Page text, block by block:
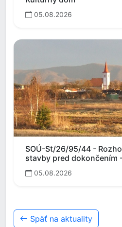
05.08.2026
SOÚ-St/26/95/44 -
stavby pred dokončením
05.08.2026
Späť na aktuality